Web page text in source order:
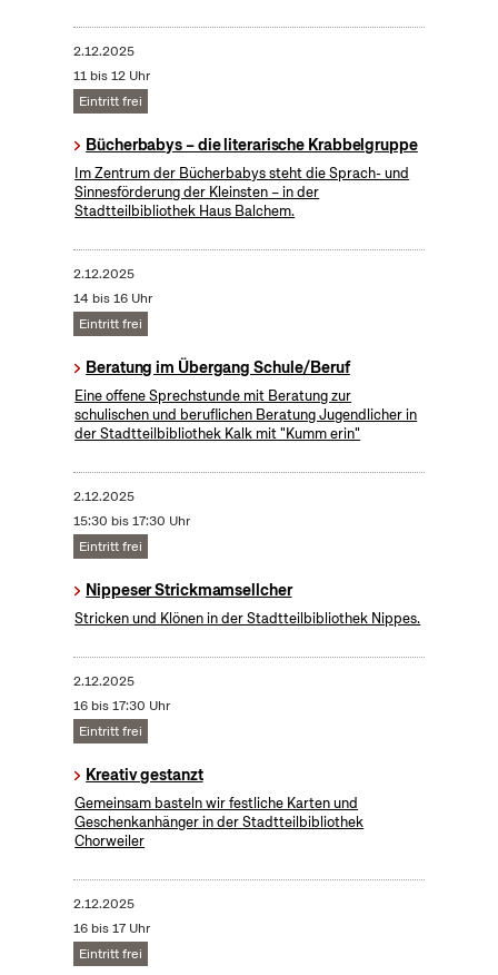
2.12.2025
11 bis 12 Uhr
Eintritt frei
Bücherbabys – die literarische Krabbelgruppe
Im Zentrum der Bücherbabys steht die Sprach- und
Sinnesförderung der Kleinsten – in der
Stadtteilbibliothek Haus Balchem.
2.12.2025
14 bis 16 Uhr
Eintritt frei
Beratung im Übergang Schule/Beruf
Eine offene Sprechstunde mit Beratung zur
schulischen und beruflichen Beratung Jugendlicher in
der Stadtteilbibliothek Kalk mit "Kumm erin"
2.12.2025
15:30 bis 17:30 Uhr
Eintritt frei
Nippeser Strickmamsellcher
Stricken und Klönen in der Stadtteilbibliothek Nippes.
2.12.2025
16 bis 17:30 Uhr
Eintritt frei
Kreativ gestanzt
Gemeinsam basteln wir festliche Karten und
Geschenkanhänger in der Stadtteilbibliothek
Chorweiler
2.12.2025
16 bis 17 Uhr
Eintritt frei